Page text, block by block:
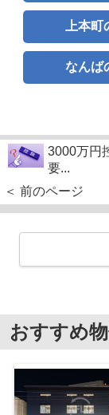
上本
なんば
3000万円
要...
＜ 前のページ
おすすめ